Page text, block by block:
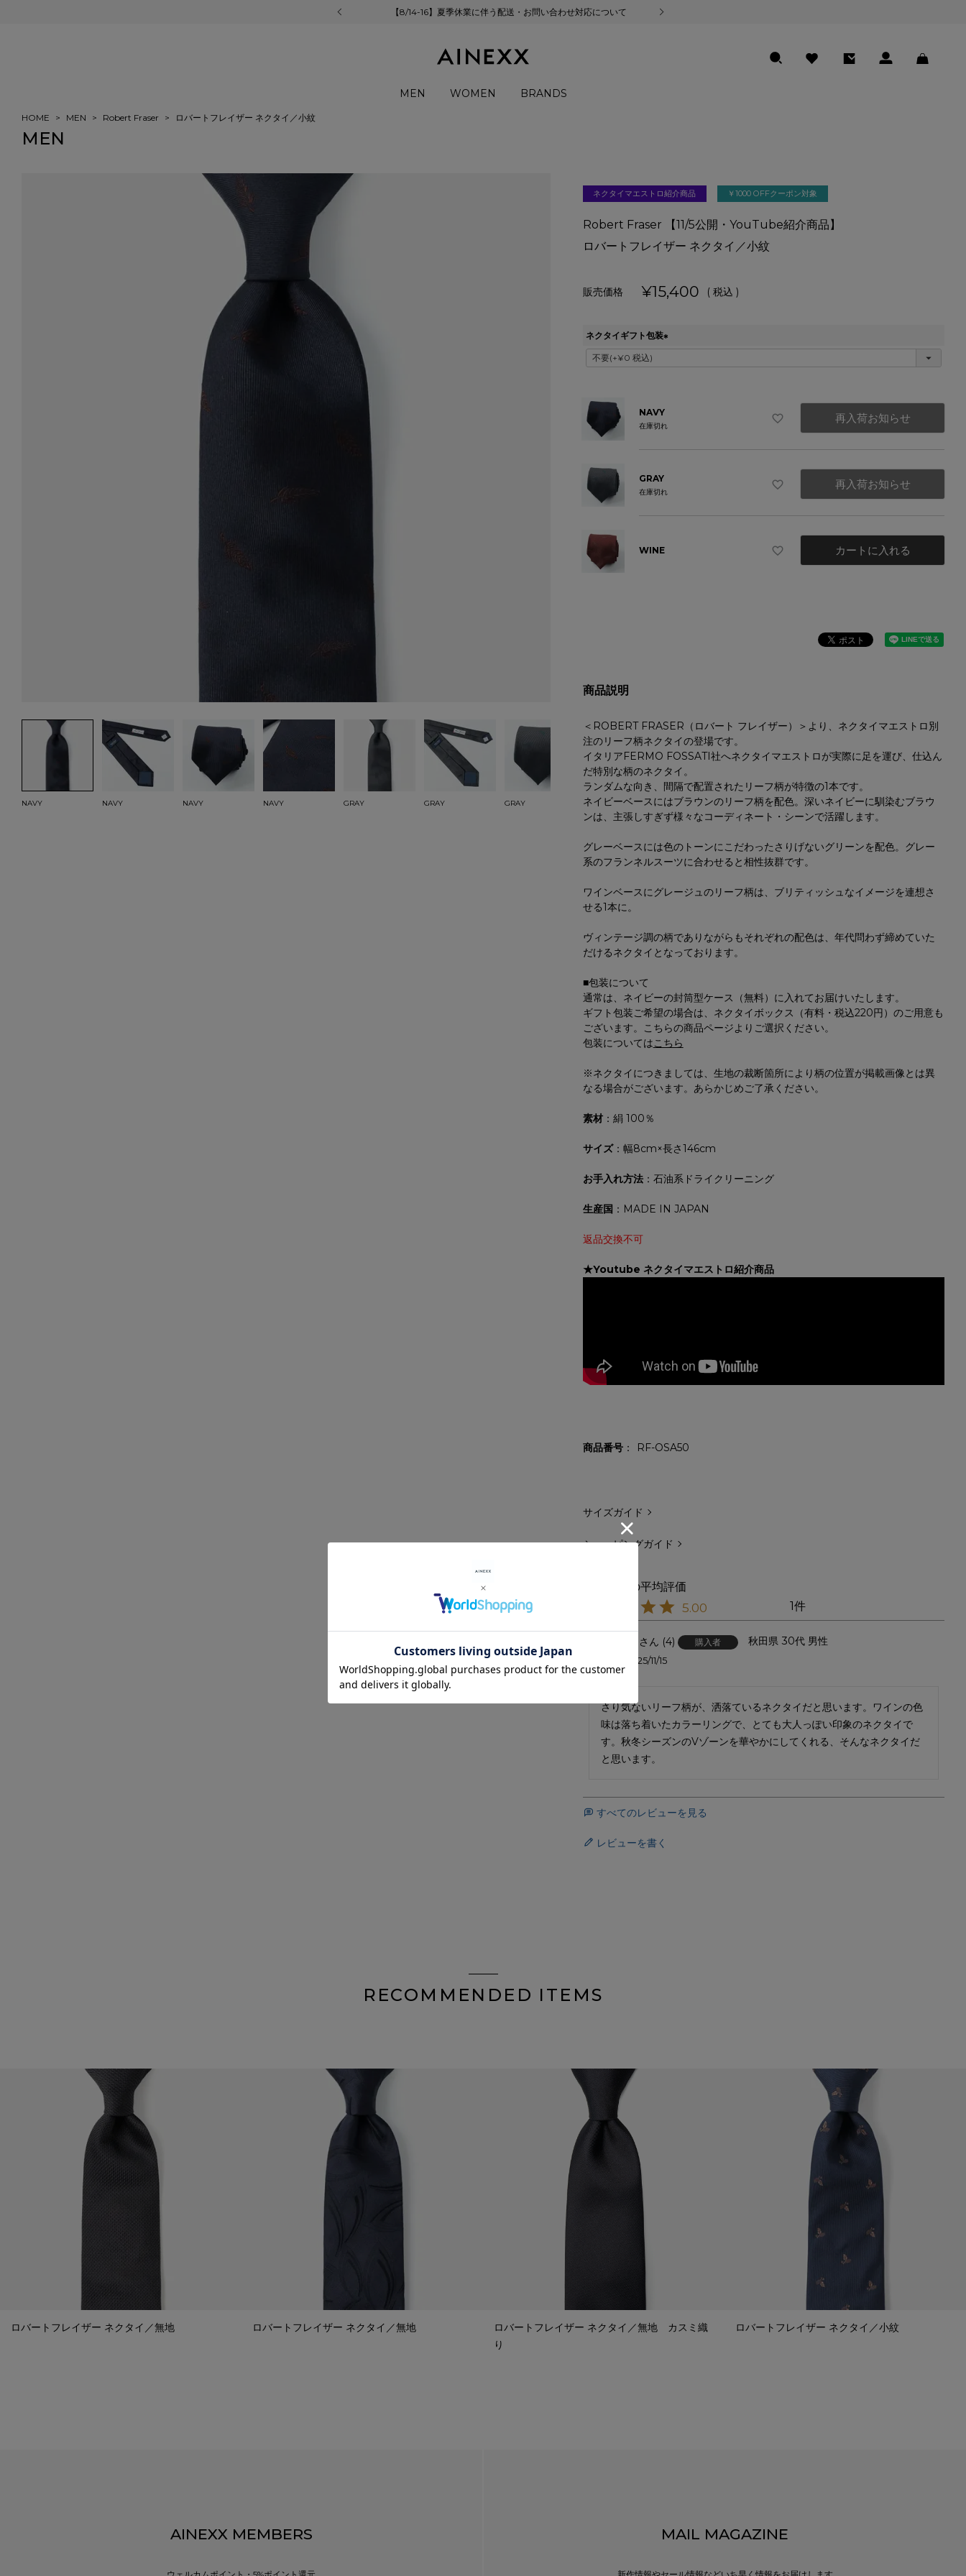
【8/14-16】夏季休業に伴う配送・お問い合わせ対応について
MEN WOMEN BRANDS
HOME MEN Robert Fraser ロバートフレイザー ネクタイ／小紋
MEN
NAVY NAVY NAVY NAVY GRAY GRAY GRAY WINE WINE WINE
ネクタイマエストロ紹介商品 ￥1000 OFFクーポン対象
Robert Fraser 【11/5公開・YouTube紹介商品】
ロバートフレイザー ネクタイ／小紋
¥15,400 税込
ネクタイギフト包装
必
NAVY
在庫切れ
再入荷お知らせ
GRAY
在庫切れ
再入荷お知らせ
WINE カートに入れる
商品説明
＜ROBERT FRASER（ロバート フレイザー）＞より、ネクタイマエストロ別
注のリーフ柄ネクタイの登場です。
イタリアFERMO FOSSATI社へネクタイマエストロが実際に足を運び、仕込ん
だ特別な柄のネクタイ。
ランダムな向き、間隔で配置されたリーフ柄が特徴の1本です。
ネイビーベースにはブラウンのリーフ柄を配色。深いネイビーに馴染むブラウ
ンは、主張しすぎず様々なコーディネート・シーンで活躍します。
グレーベースには色のトーンにこだわったさりげないグリーンを配色。グレー
系のフランネルスーツに合わせると相性抜群です。
ワインベースにグレージュのリーフ柄は、ブリティッシュなイメージを連想さ
せる1本に。
ヴィンテージ調の柄でありながらもそれぞれの配色は、年代問わず締めていた
だけるネクタイとなっております。
■包装について
通常は、ネイビーの封筒型ケース（無料）に入れてお届けいたします。
ギフト包装ご希望の場合は、ネクタイボックス（有料・税込220円）のご用意も
ございます。こちらの商品ページよりご選択ください。
包装についてはこちら
※ネクタイにつきましては、生地の裁断箇所により柄の位置が掲載画像とは異
なる場合がございます。あらかじめご了承ください。
素材：絹 100％
サイズ：幅8cm×長さ146cm
お手入れ方法：石油系ドライクリーニング
生産国 ：MADE IN JAPAN
返品交換不可
★Youtube ネクタイマエストロ紹介商品
商品番号 RF-OSA50
サイズガイド
ショッピングガイド
5.00 1
4 購入者 秋田県 30代 男性
2025/11/15
さり気ないリーフ柄が、洒落ているネクタイだと思います。ワインの色
味は落ち着いたカラーリングで、とても大人っぽい印象のネクタイで
す。秋冬シーズンのVゾーンを華やかにしてくれる、そんなネクタイだ
と思います。
すべてのレビューを見る
レビューを書く
RECOMMENDED ITEMS
ロバートフレイザー ネクタイ／無地 ロバートフレイザー ネクタイ／無地
ロバートフレイザー ネクタイ／無地 カスミ織
り
ロバートフレイザー ネクタイ／小紋
AINEXX MEMBERS MAIL MAGAZINE